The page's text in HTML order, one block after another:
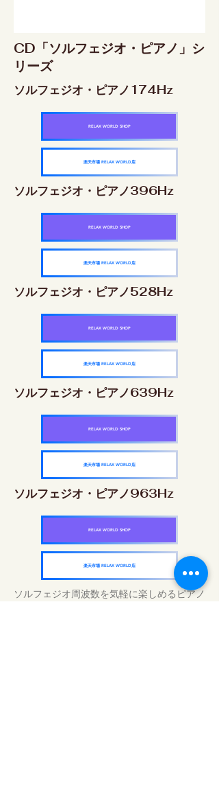
CD「ソルフェジオ・ピアノ」シ
リーズ
ソルフェジオ・ピアノ174Hz
RELAX WORLD SHOP
楽天市場 RELAX WORLD店
ソルフェジオ・ピアノ396Hz
RELAX WORLD SHOP
楽天市場 RELAX WORLD店
ソルフェジオ・ピアノ528Hz
RELAX WORLD SHOP
楽天市場 RELAX WORLD店
ソルフェジオ・ピアノ639Hz
RELAX WORLD SHOP
楽天市場 RELAX WORLD店
ソルフェジオ・ピアノ963Hz
RELAX WORLD SHOP
楽天市場 RELAX WORLD店
ソルフェジオ周波数を気軽に楽しめるピアノ